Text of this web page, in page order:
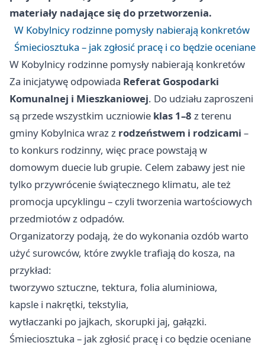
materiały nadające się do przetworzenia.
W Kobylnicy rodzinne pomysły nabierają konkretów
Śmieciosztuka – jak zgłosić pracę i co będzie oceniane
W Kobylnicy rodzinne pomysły nabierają konkretów
Za inicjatywę odpowiada Referat Gospodarki
Komunalnej i Mieszkaniowej. Do udziału zaproszeni
są przede wszystkim uczniowie klas 1–8 z terenu
gminy Kobylnica wraz z rodzeństwem i rodzicami –
to konkurs rodzinny, więc prace powstają w
domowym duecie lub grupie. Celem zabawy jest nie
tylko przywrócenie świątecznego klimatu, ale też
promocja upcyklingu – czyli tworzenia wartościowych
przedmiotów z odpadów.
Organizatorzy podają, że do wykonania ozdób warto
użyć surowców, które zwykle trafiają do kosza, na
przykład:
tworzywo sztuczne, tektura, folia aluminiowa,
kapsle i nakrętki, tekstylia,
wytłaczanki po jajkach, skorupki jaj, gałązki.
Śmieciosztuka – jak zgłosić pracę i co będzie oceniane